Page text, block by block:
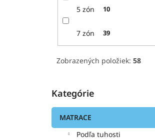
5 zón 10
7 zón 39
Zobrazených položiek: 58
Preskočiť
Kategórie
MATRACE
Podľa tuhosti